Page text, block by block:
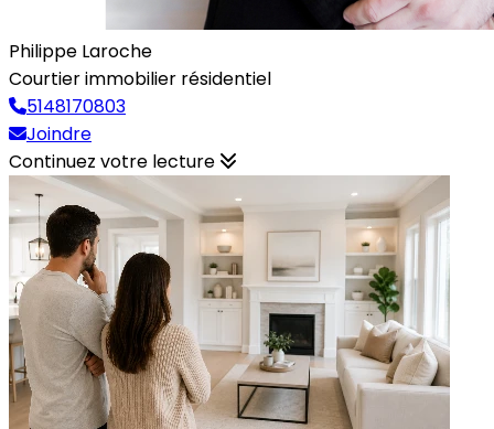
Philippe Laroche
Courtier immobilier résidentiel
5148170803
Joindre
Continuez votre lecture